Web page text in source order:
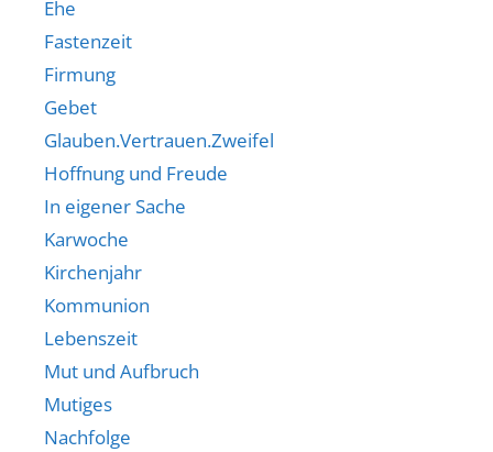
Ehe
Fastenzeit
Firmung
Gebet
Glauben.Vertrauen.Zweifel
Hoffnung und Freude
In eigener Sache
Karwoche
Kirchenjahr
Kommunion
Lebenszeit
Mut und Aufbruch
Mutiges
Nachfolge